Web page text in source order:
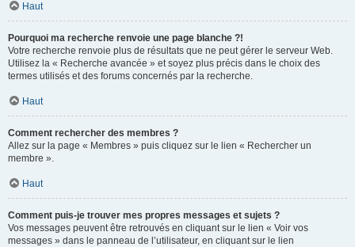
Haut
Pourquoi ma recherche renvoie une page blanche ?!
Votre recherche renvoie plus de résultats que ne peut gérer le serveur Web.
Utilisez la « Recherche avancée » et soyez plus précis dans le choix des
termes utilisés et des forums concernés par la recherche.
Haut
Comment rechercher des membres ?
Allez sur la page « Membres » puis cliquez sur le lien « Rechercher un
membre ».
Haut
Comment puis-je trouver mes propres messages et sujets ?
Vos messages peuvent être retrouvés en cliquant sur le lien « Voir vos
messages » dans le panneau de l’utilisateur, en cliquant sur le lien